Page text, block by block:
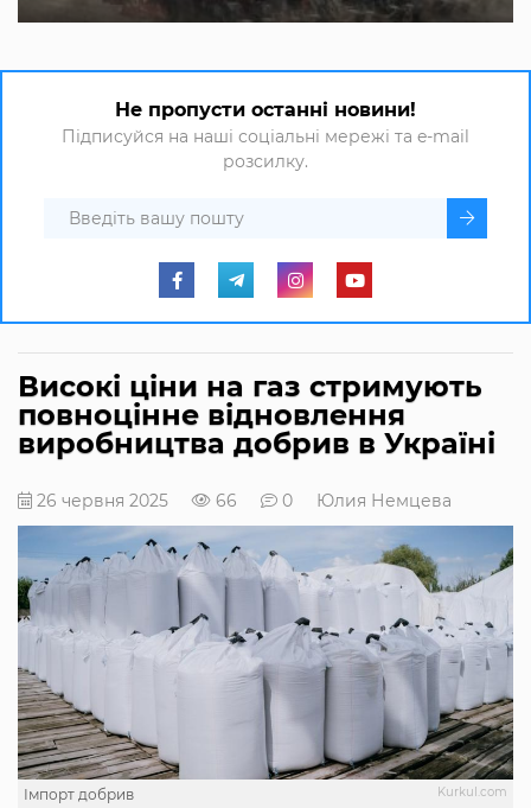
Не пропусти останні новини!
Підписуйся на наші соціальні мережі та e-mail
розсилку.
Високі ціни на газ стримують
повноцінне відновлення
виробництва добрив в Україні
26 червня 2025 66 0 Юлия Немцева
Kurkul.com
Імпорт добрив